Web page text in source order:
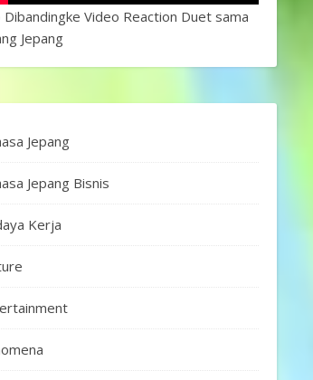
Dibandingke Video Reaction Duet sama
Jepang
Jepang
Jepang Bisnis
Kerja